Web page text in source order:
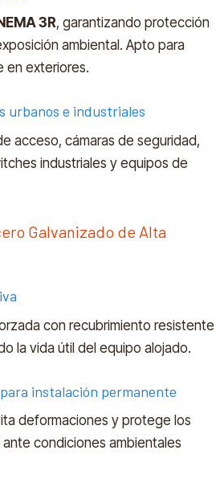
3R, garantizando protección
ambiental. Apto para
en exteriores.
urbanos e industriales
acceso, cámaras de seguridad,
industriales y equipos de
Galvanizado de Alta
con recubrimiento resistente
la vida útil del equipo alojado.
instalación permanente
deformaciones y protege los
condiciones ambientales